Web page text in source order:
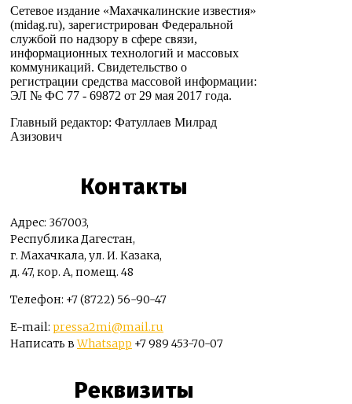
Сетевое издание «Махачкалинские известия»
(midag.ru), зарегистрирован Федеральной
службой по надзору в сфере связи,
информационных технологий и массовых
коммуникаций. Свидетельство о
регистрации средства массовой информации:
ЭЛ № ФС 77 - 69872 от 29 мая 2017 года.
Главный редактор: Фатуллаев Милрад
Азизович
Контакты
Адрес: 367003,
Республика Дагестан,
г. Махачкала, ул. И. Казака,
д. 47, кор. А, помещ. 48
Телефон: +7 (8722) 56-90-47
E-mail: pressa2mi@mail.ru
Написать вWhatsapp +7 989 453-70-07
Реквизиты